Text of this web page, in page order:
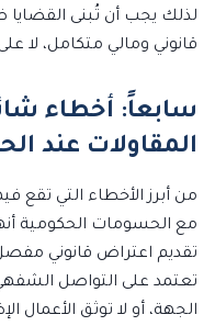
لذلك يجب أن تُبنى
قانوني ومالي متكامل، لا
سابعاً: أخطاء
المقاولات عند
من أبرز الأخطاء التي تقع
مع الحسومات الحكومية
تقديم اعتراض قانوني
تعتمد على التواصل
الجهة، أو لا توثق الأعمال